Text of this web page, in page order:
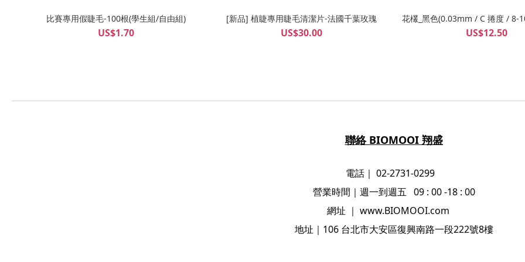
比賽專用假睫毛-100根(學生組/自由組)
US$1.70
[新品] 植睫專用睫毛清潔片-法國千葉玫瑰
US$30.00
花欉_黑色(0.03mm / C 捲度 / 8-
US$12.50
聯絡 BIOMOOI 翔盛
電話｜ 02-2731-0299
營業時間 ｜ 週一到週五 09 : 00 -18 : 00
網址 ｜ www.BIOMOOI.com
地址 ｜106 台北市大安區復興南路一段222號8樓